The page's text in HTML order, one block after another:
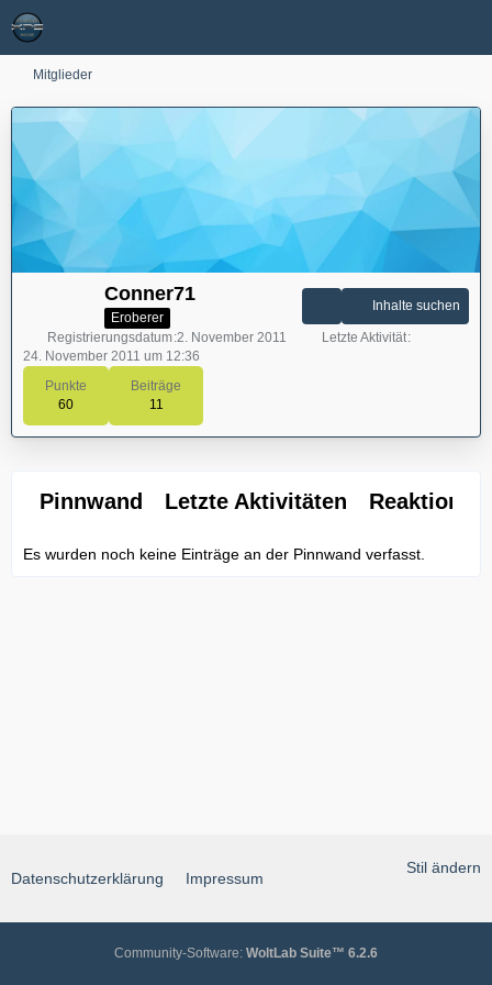
Mitglieder
Conner71
Eroberer
Punkte
60
Beiträge
11
Inhalte suchen
Registrierungsdatum 2. November 2011
Letzte Aktivität
24. November 2011 um 12:36
Pinnwand Letzte Aktivitäten Reaktionen
Es wurden noch keine Einträge an der Pinnwand verfasst.
Stil ändern
Datenschutzerklärung Impressum
Community-Software: WoltLab Suite™ 6.2.6